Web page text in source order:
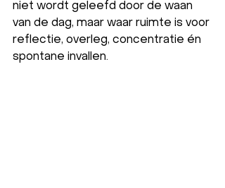
niet wordt geleefd door de waan
van de dag, maar waar ruimte is voor
reflectie, overleg, concentratie én
spontane invallen.